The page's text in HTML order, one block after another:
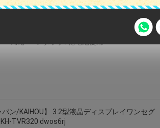
23:59結束。
ビ ワンセグTV/AM・FMラジオ KR-006AWFT 3イ
パン/KAIHOU】 3.2型液晶ディスプレイワンセグ
TVR320 dwos6rj